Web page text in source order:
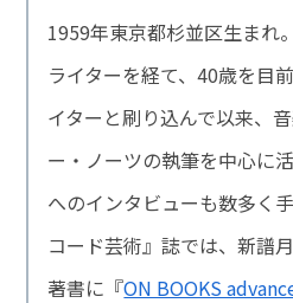
1959年東京都杉並区生まれ
ライターを経て、40歳を目
イターと刷り込んで以来、
ー・ノーツの執筆を中心に
へのインタビューも数多く
コード芸術』誌では、新譜
著書に『ON BOOKS